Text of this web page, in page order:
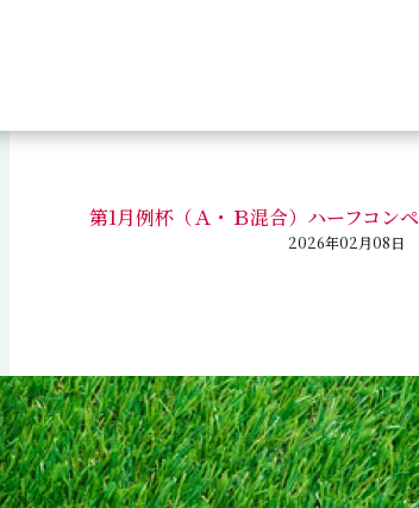
第1月例杯（Ａ・Ｂ混合）ハーフコンペ
2026年02月08日